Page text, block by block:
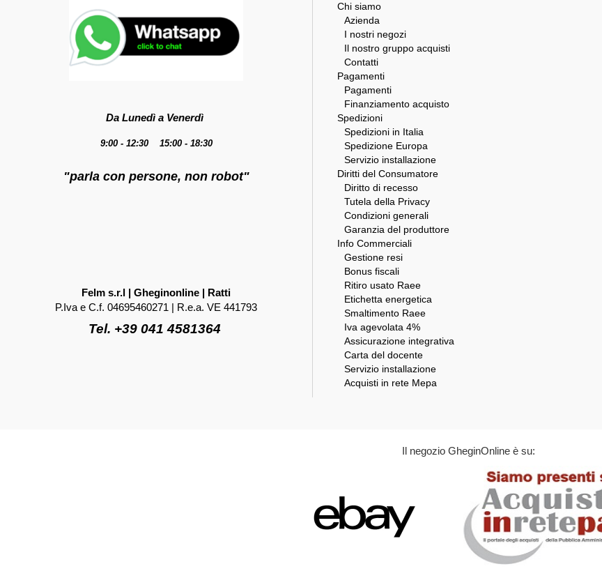
Da Lunedì a Venerdì
9:00 - 12:30 15:00 - 18:30
"parla con persone, non robot"
Felm s.r.l | Gheginonline | Ratti
P.Iva e C.f. 04695460271 | R.e.a. VE 441793
Tel. +39 041 4581364
Chi siamo
Azienda
I nostri negozi
Il nostro gruppo acquisti
Contatti
Pagamenti
Pagamenti
Finanziamento acquisto
Spedizioni
Spedizioni in Italia
Spedizione Europa
Servizio installazione
Diritti del Consumatore
Diritto di recesso
Tutela della Privacy
Condizioni generali
Garanzia del produttore
Info Commerciali
Gestione resi
Bonus fiscali
Ritiro usato Raee
Etichetta energetica
Smaltimento Raee
Iva agevolata 4%
Assicurazione integrativa
Carta del docente
Servizio installazione
Acquisti in rete Mepa
Il negozio GheginOnline è su: